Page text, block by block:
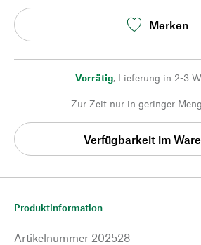
Merken
Vorrätig, Lieferung in 2-3
Zur Zeit nur in geringer
Verfügbarkeit im
Produktinformation
Artikelnummer 202528